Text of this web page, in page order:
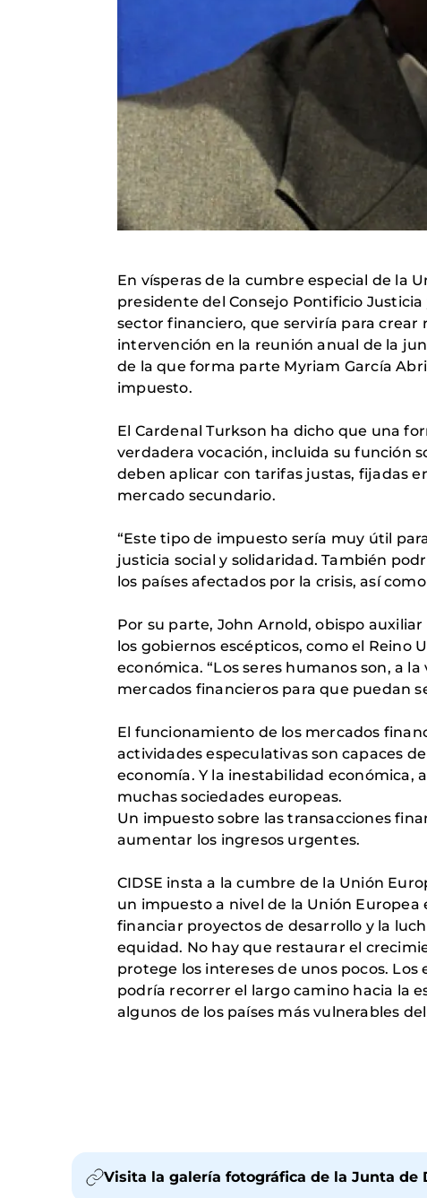
En vísperas de la cumbre especial de la
presidente del Consejo Pontificio
sector financiero, que serviría para crear
intervención en la reunión anual de la
de la que forma parte Myriam García
impuesto.
El Cardenal Turkson ha dicho que una
verdadera vocación, incluida su función
deben aplicar con tarifas justas, fijadas
mercado secundario.
“Este tipo de impuesto sería muy útil
justicia social y solidaridad. También
los países afectados por la crisis, así
Por su parte, John Arnold, obispo
los gobiernos escépticos, como el Reino
económica. “Los seres humanos son, a
mercados financieros para que puedan
El funcionamiento de los mercados
actividades especulativas son capaces
economía. Y la inestabilidad económica,
muchas sociedades europeas.
Un impuesto sobre las transacciones
aumentar los ingresos urgentes.
CIDSE insta a la cumbre de la Unión
un impuesto a nivel de la Unión
financiar proyectos de desarrollo y la
equidad. No hay que restaurar el
protege los intereses de unos pocos.
podría recorrer el largo camino hacia la
algunos de los países más vulnerables
Visita la galería fotográfica de la Junta de